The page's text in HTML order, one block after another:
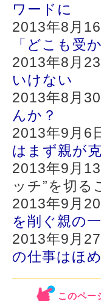
ワードに
2013年8月
「どこも受
2013年8月
いけない
2013年8月
んか？
2013年9月6
はまず親が
2013年9月
ッチ”を切る
2013年9月
を削ぐ親の
2013年9月
の仕事はほ
このペー